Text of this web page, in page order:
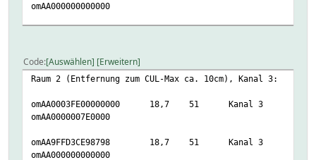
omAA000000000000
omAA000000000000 15,8 47
Kanal 2
omAA007FFE000000
Code Auswählen Erweitern
Raum 2 (Entfernung zum CUL-Max ca. 10cm), Kanal 3:
omAA0003FE00000000 18,7 51
Kanal 3
omAA0000007E0000
omAA9FFD3CE98798 18,7 51
Kanal 3
omAA000000000000